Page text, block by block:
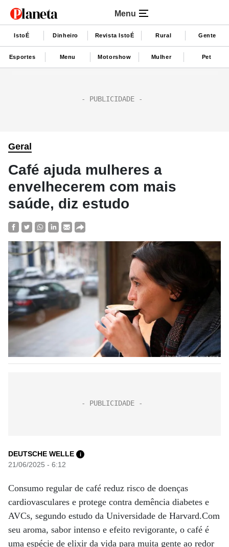
Menu
IstoÉ Dinheiro Revista IstoÉ Rural Gente
Esportes Menu Motorshow Mulher Pet
Geral
Café ajuda mulheres a
envelhecerem com mais
saúde, diz estudo
DEUTSCHE WELLE i
21/06/2025 - 6:12
Consumo regular de café reduz risco de doenças
cardiovasculares e protege contra demência diabetes e
AVCs, segundo estudo da Universidade de Harvard.Com
seu aroma, sabor intenso e efeito revigorante, o café é
uma espécie de elixir da vida para muita gente ao redor